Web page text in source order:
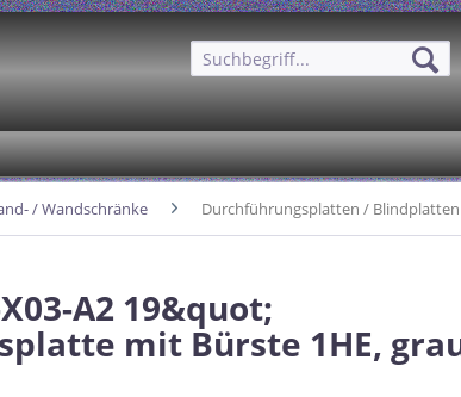
/ Wandschränke Durchführungsplatten / Blindplatten
A2 19&quot;
mit Bürste 1HE,